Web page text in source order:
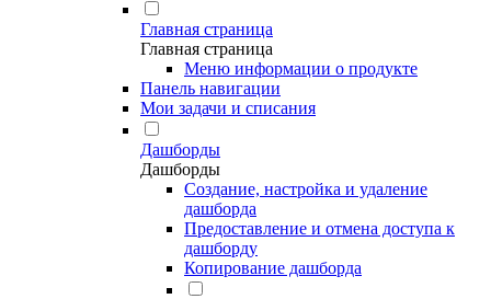
Главная страница
Главная страница
Меню информации о продукте
Панель навигации
Мои задачи и списания
Дашборды
Дашборды
Создание, настройка и удаление
дашборда
Предоставление и отмена доступа к
дашборду
Копирование дашборда